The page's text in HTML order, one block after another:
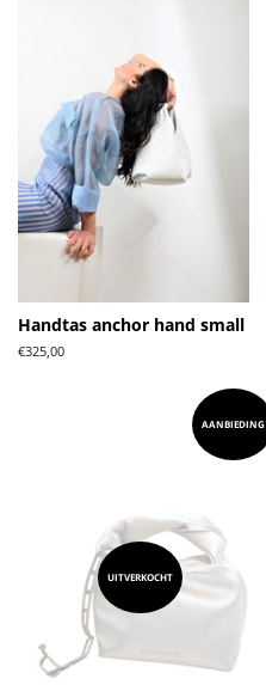
Handtas anchor hand small
Normale
€325,00
AANBIEDING
UITVERKOCHT